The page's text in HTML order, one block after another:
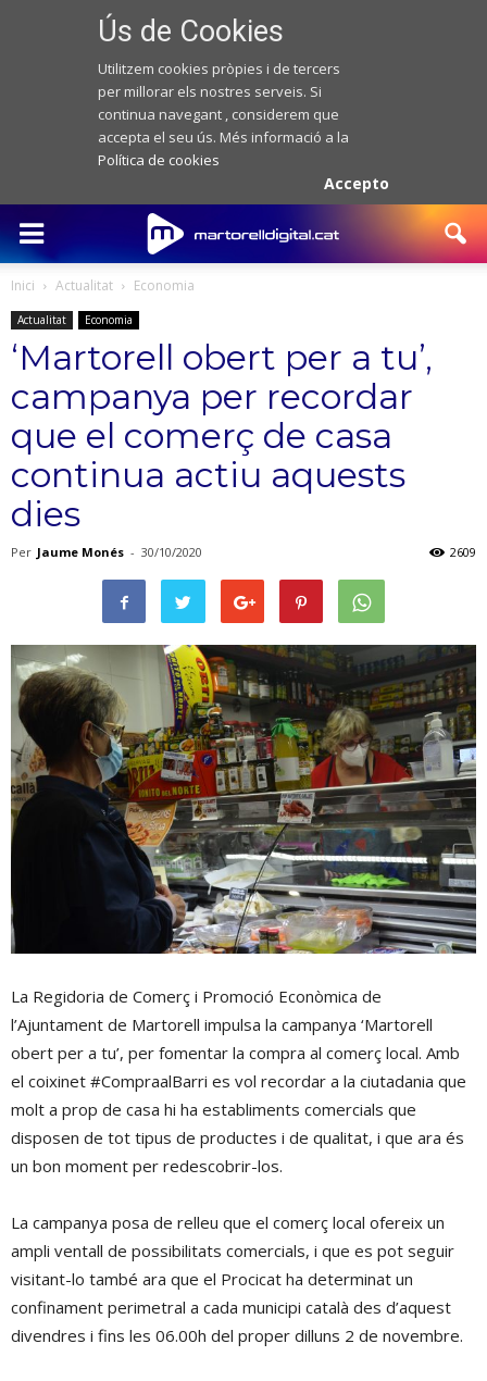
Ús de Cookies
Utilitzem cookies pròpies i de tercers
per millorar els nostres serveis. Si
continua navegant , considerem que
accepta el seu ús. Més informació a la
Política de cookies
Accepto
Inici Actualitat Economia
Actualitat Economia
‘Martorell obert per a tu’,
campanya per recordar
que el comerç de casa
continua actiu aquests
dies
Per Jaume Monés - 30/10/2020 2609
La Regidoria de Comerç i Promoció Econòmica de
l’Ajuntament de Martorell impulsa la campanya ‘Martorell
obert per a tu’, per fomentar la compra al comerç local. Amb
el coixinet #CompraalBarri es vol recordar a la ciutadania que
molt a prop de casa hi ha establiments comercials que
disposen de tot tipus de productes i de qualitat, i que ara és
un bon moment per redescobrir-los.
La campanya posa de relleu que el comerç local ofereix un
ampli ventall de possibilitats comercials, i que es pot seguir
visitant-lo també ara que el Procicat ha determinat un
confinament perimetral a cada municipi català des d’aquest
divendres i fins les 06.00h del proper dilluns 2 de novembre.